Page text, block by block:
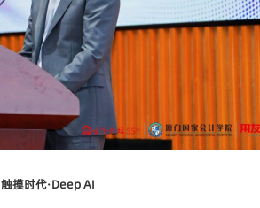
触摸时代·Deep AI